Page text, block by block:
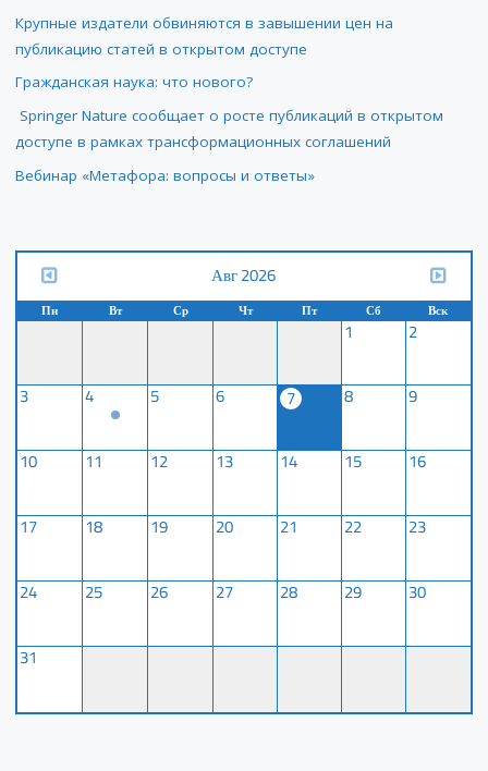
Крупные издатели обвиняются в завышении цен на
публикацию статей в открытом доступе
Гражданская наука: что нового?
Springer Nature сообщает о росте публикаций в открытом
доступе в рамках трансформационных соглашений
Вебинар «Метафора: вопросы и ответы»
Авг 2026
Пн Вт Ср Чт Пт Сб Вск
1 2
3 4 5 6 7 8 9
10 11 12 13 14 15 16
17 18 19 20 21 22 23
24 25 26 27 28 29 30
31